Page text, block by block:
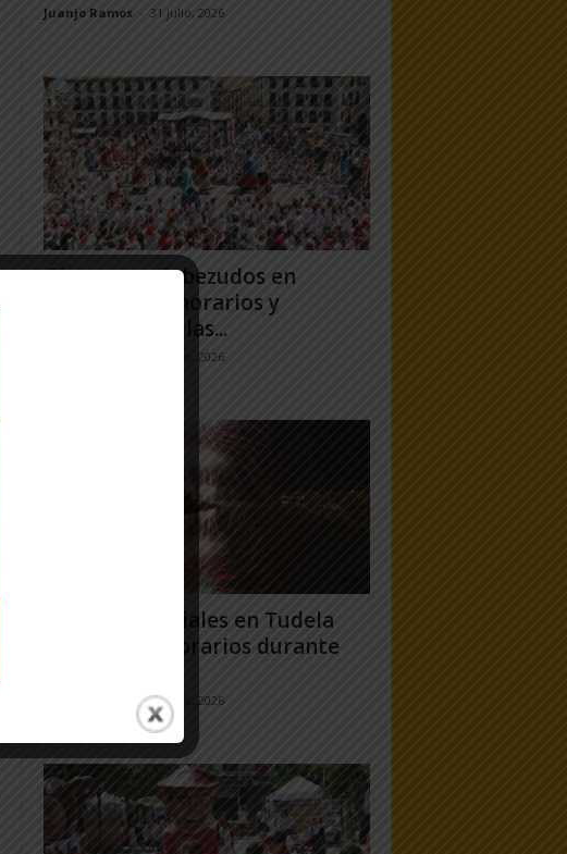
Juanjo Ramos - 31 julio, 2026
Gigantes y Cabezudos en
Tudela 2026: horarios y
recorridos en las...
25 julio, 2026
Fuegos artificiales en Tudela
2026: días y horarios durante
- 24 julio, 2026